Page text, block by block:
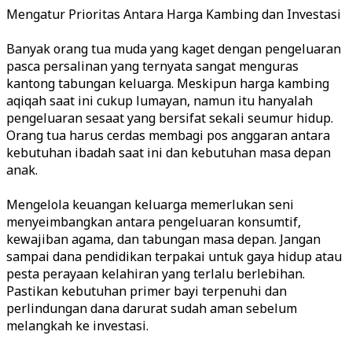
Mengatur Prioritas Antara Harga Kambing dan Investasi
Banyak orang tua muda yang kaget dengan pengeluaran
pasca persalinan yang ternyata sangat menguras
kantong tabungan keluarga. Meskipun harga kambing
aqiqah saat ini cukup lumayan, namun itu hanyalah
pengeluaran sesaat yang bersifat sekali seumur hidup.
Orang tua harus cerdas membagi pos anggaran antara
kebutuhan ibadah saat ini dan kebutuhan masa depan
anak.
Mengelola keuangan keluarga memerlukan seni
menyeimbangkan antara pengeluaran konsumtif,
kewajiban agama, dan tabungan masa depan. Jangan
sampai dana pendidikan terpakai untuk gaya hidup atau
pesta perayaan kelahiran yang terlalu berlebihan.
Pastikan kebutuhan primer bayi terpenuhi dan
perlindungan dana darurat sudah aman sebelum
melangkah ke investasi.